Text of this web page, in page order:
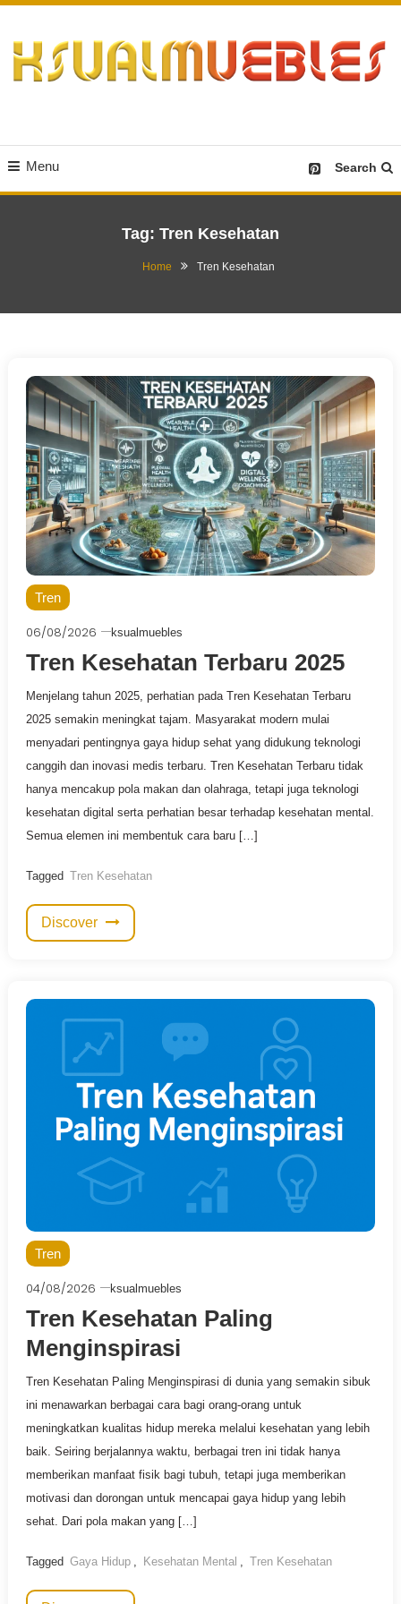
Content
Menu Search
Tag: Tren Kesehatan
Home Tren Kesehatan
Tren
06/08/2026 ksualmuebles
Tren Kesehatan Terbaru 2025
Menjelang tahun 2025, perhatian pada Tren Kesehatan Terbaru
2025 semakin meningkat tajam. Masyarakat modern mulai
menyadari pentingnya gaya hidup sehat yang didukung teknologi
canggih dan inovasi medis terbaru. Tren Kesehatan Terbaru tidak
hanya mencakup pola makan dan olahraga, tetapi juga teknologi
kesehatan digital serta perhatian besar terhadap kesehatan mental.
Semua elemen ini membentuk cara baru […]
Tagged Tren Kesehatan
Discover
Tren
04/08/2026 ksualmuebles
Tren Kesehatan Paling
Menginspirasi
Tren Kesehatan Paling Menginspirasi di dunia yang semakin sibuk
ini menawarkan berbagai cara bagi orang-orang untuk
meningkatkan kualitas hidup mereka melalui kesehatan yang lebih
baik. Seiring berjalannya waktu, berbagai tren ini tidak hanya
memberikan manfaat fisik bagi tubuh, tetapi juga memberikan
motivasi dan dorongan untuk mencapai gaya hidup yang lebih
sehat. Dari pola makan yang […]
Tagged Gaya Hidup , Kesehatan Mental , Tren Kesehatan